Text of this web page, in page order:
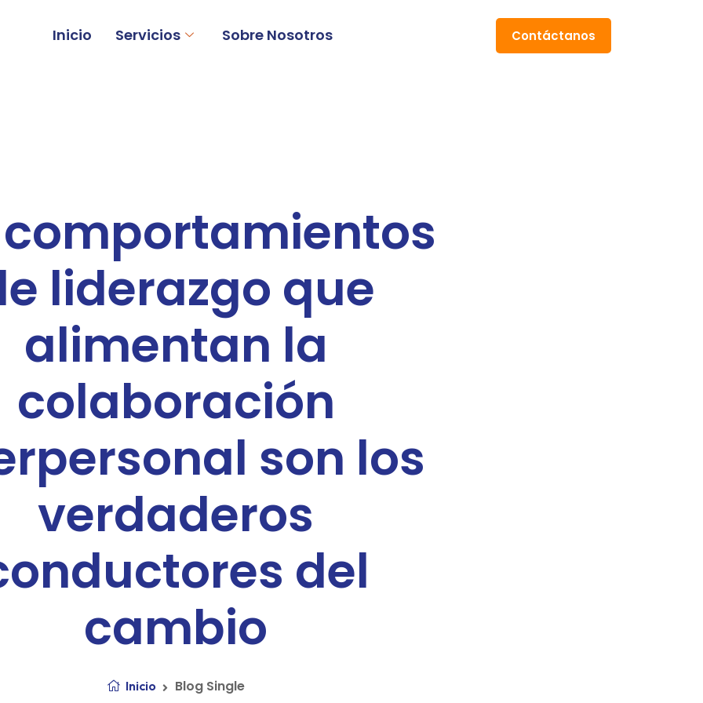
Inicio Servicios Sobre Nosotros Contáctanos
comportamientos
liderazgo que
alimentan la
colaboración
son los
verdaderos
del
cambio
Inicio Blog Single